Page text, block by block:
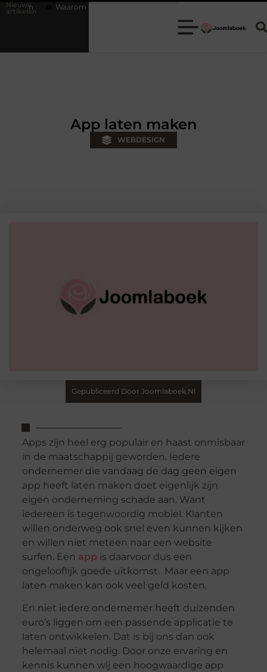
Nieuwe
artikelenWaarom een escaperoom de ideale keuze is voor een teamuitje
App laten maken
WEBDESIGN
Gepubliceerd Door Joomlaboek.nl
Apps zijn heel erg populair en haast onmisbaar
in de maatschappij geworden. Iedere
ondernemer die vandaag de dag geen eigen
app heeft laten maken doet eigenlijk zijn
eigen onderneming schade aan. Want
iedereen is tegenwoordig mobiel. Klanten
willen onderweg ook snel even kunnen kijken
en willen niet meteen naar een website
surfen. Een app is daarvoor dus een
ongelooflijk goede uitkomst. Maar een app
laten maken kan ook veel geld kosten.
En niet iedere ondernemer heeft duizenden
euro’s liggen om een passende applicatie te
laten ontwikkelen. Dat is bij ons dan ook
helemaal niet nodig. Door onze ervaring en
kennis kunnen wij een hoogwaardige app